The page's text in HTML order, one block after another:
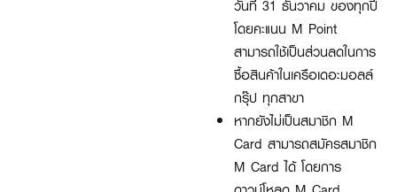
วันที่ 31 ธันวาคม ของทุกปี
โดยคะแนน M Point
สามารถใช้เป็นส่วนลดในการ
ซื้อสินค้าในเครือเดอะมอลล์
กรุ๊ป ทุกสาขา
หากยังไม่เป็นสมาชิก M
Card สามารถสมัครสมาชิก
M Card ได้ โดยการ